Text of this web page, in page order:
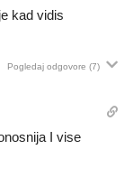
kad vidis
Pogledaj odgovore (7)
I vise